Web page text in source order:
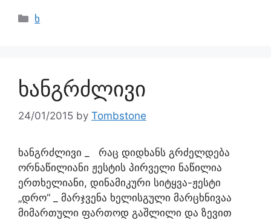
ხ
ხანგრძლივი
24/01/2015 by Tombstone
ხანგრძლივი _ რაც დიდხანს გრძელდება
ორნაწილიანი ჟესტის პირველი ნაწილია
ერთხელიანი, დინამიკური სიტყვა-ჟესტი
„დრო“ _ მარჯვენა ხელისგული მარცხნივაა
მიმართული ფართოდ გაშლილი და ზევით